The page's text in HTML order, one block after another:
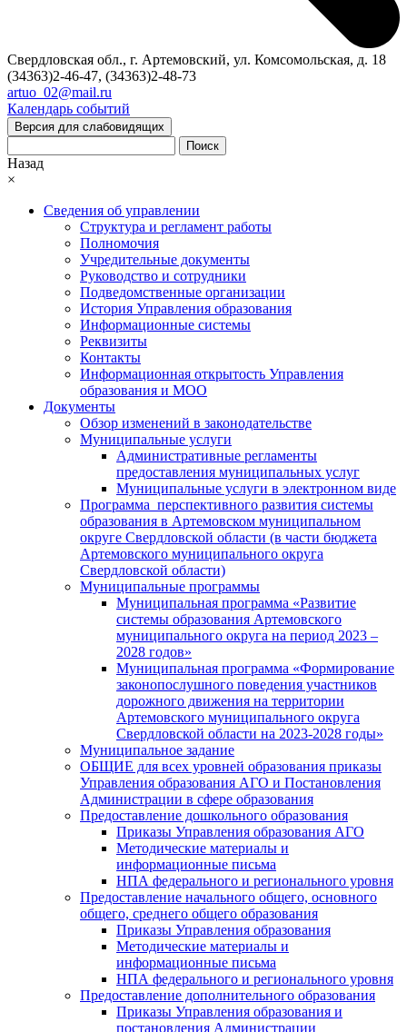
Свердловская обл., г. Артемовский, ул. Комсомольская, д. 18
(34363)2-46-47, (34363)2-48-73
artuo_02@mail.ru
Календарь событий
Версия для слабовидящих
Поиск
Назад
×
Сведения об управлении
Структура и регламент работы
Полномочия
Учредительные документы
Руководство и сотрудники
Подведомственные организации
История Управления образования
Информационные системы
Реквизиты
Контакты
Информационная открытость Управления
образования и МОО
Документы
Обзор изменений в законодательстве
Муниципальные услуги
Административные регламенты
предоставления муниципальных услуг
Муниципальные услуги в электронном виде
Программа перспективного развития системы
образования в Артемовском муниципальном
округе Свердловской области (в части бюджета
Артемовского муниципального округа
Свердловской области)
Муниципальные программы
Муниципальная программа «Развитие
системы образования Артемовского
муниципального округа на период 2023 –
2028 годов»
Муниципальная программа «Формирование
законопослушного поведения участников
дорожного движения на территории
Артемовского муниципального округа
Свердловской области на 2023-2028 годы»
Муниципальное задание
ОБЩИЕ для всех уровней образования приказы
Управления образования АГО и Постановления
Администрации в сфере образования
Предоставление дошкольного образования
Приказы Управления образования АГО
Методические материалы и
информационные письма
НПА федерального и регионального уровня
Предоставление начального общего, основного
общего, среднего общего образования
Приказы Управления образования
Методические материалы и
информационные письма
НПА федерального и регионального уровня
Предоставление дополнительного образования
Приказы Управления образования и
постановления Администрации